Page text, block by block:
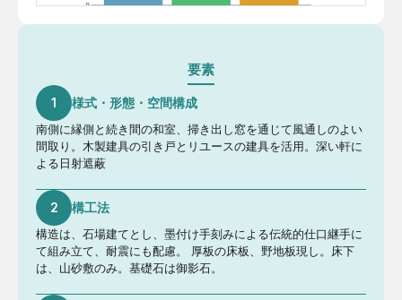
要素
1 様式・形態・空間構成
南側に縁側と続き間の和室、掃き出し窓を通じて風通しのよい
間取り。木製建具の引き戸とリユースの建具を活用。深い軒に
よる日射遮蔽
2 構工法
構造は、石場建てとし、墨付け手刻みによる伝統的仕口継手に
て組み立て、耐震にも配慮。 厚板の床板、野地板現し。床下
は、山砂敷のみ。基礎石は御影石。